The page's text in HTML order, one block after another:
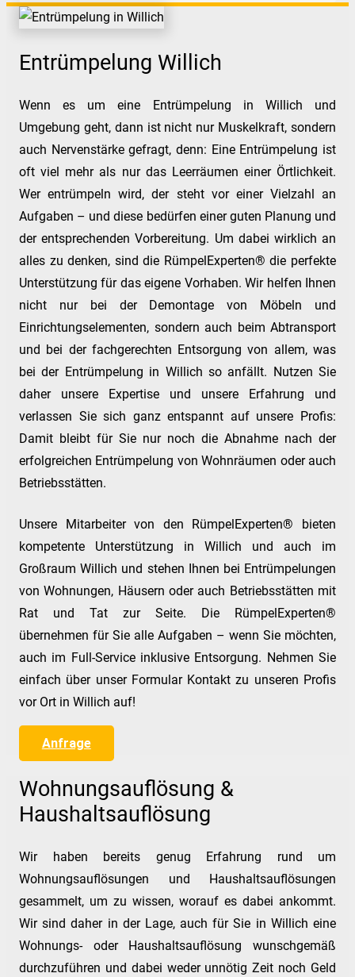
Entrümpelung Willich
Wenn es um eine Entrümpelung in Willich und
Umgebung geht, dann ist nicht nur Muskelkraft, sondern
auch Nervenstärke gefragt, denn: Eine Entrümpelung ist
oft viel mehr als nur das Leerräumen einer Örtlichkeit.
Wer entrümpeln wird, der steht vor einer Vielzahl an
Aufgaben – und diese bedürfen einer guten Planung und
der entsprechenden Vorbereitung. Um dabei wirklich an
alles zu denken, sind die RümpelExperten® die perfekte
Unterstützung für das eigene Vorhaben. Wir helfen Ihnen
nicht nur bei der Demontage von Möbeln und
Einrichtungselementen, sondern auch beim Abtransport
und bei der fachgerechten Entsorgung von allem, was
bei der Entrümpelung in Willich so anfällt. Nutzen Sie
daher unsere Expertise und unsere Erfahrung und
verlassen Sie sich ganz entspannt auf unsere Profis:
Damit bleibt für Sie nur noch die Abnahme nach der
erfolgreichen Entrümpelung von Wohnräumen oder auch
Betriebsstätten.
Unsere Mitarbeiter von den RümpelExperten® bieten
kompetente Unterstützung in Willich und auch im
Großraum Willich und stehen Ihnen bei Entrümpelungen
von Wohnungen, Häusern oder auch Betriebsstätten mit
Rat und Tat zur Seite. Die RümpelExperten®
übernehmen für Sie alle Aufgaben – wenn Sie möchten,
auch im Full-Service inklusive Entsorgung. Nehmen Sie
einfach über unser Formular Kontakt zu unseren Profis
vor Ort in Willich auf!
Anfrage
Wohnungsauflösung &
Haushaltsauflösung
Wir haben bereits genug Erfahrung rund um
Wohnungsauflösungen und Haushaltsauflösungen
gesammelt, um zu wissen, worauf es dabei ankommt.
Wir sind daher in der Lage, auch für Sie in Willich eine
Wohnungs- oder Haushaltsauflösung wunschgemäß
durchzuführen und dabei weder unnötig Zeit noch Geld